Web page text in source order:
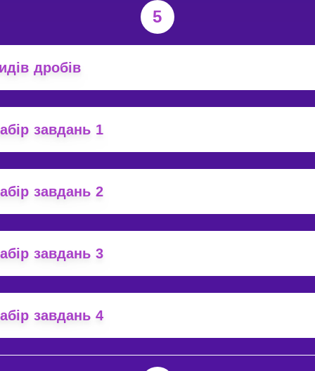
5
дробів
завдань 1
завдань 2
завдань 3
завдань 4